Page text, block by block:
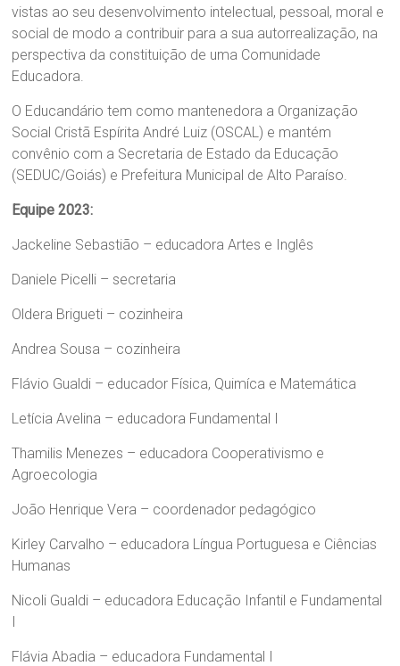
vistas ao seu desenvolvimento intelectual, pessoal, moral e
social de modo a contribuir para a sua autorrealização, na
perspectiva da constituição de uma Comunidade
Educadora.
O Educandário tem como mantenedora a Organização
Social Cristã Espírita André Luiz (OSCAL) e mantém
convênio com a Secretaria de Estado da Educação
(SEDUC/Goiás) e Prefeitura Municipal de Alto Paraíso.
Equipe 2023:
Jackeline Sebastião – educadora Artes e Inglês
Daniele Picelli – secretaria
Oldera Brigueti – cozinheira
Andrea Sousa – cozinheira
Flávio Gualdi – educador Física, Quimíca e Matemática
Letícia Avelina – educadora Fundamental I
Thamilis Menezes – educadora Cooperativismo e
Agroecologia
João Henrique Vera – coordenador pedagógico
Kirley Carvalho – educadora Língua Portuguesa e Ciências
Humanas
Nicoli Gualdi – educadora Educação Infantil e Fundamental
I
Flávia Abadia – educadora Fundamental I